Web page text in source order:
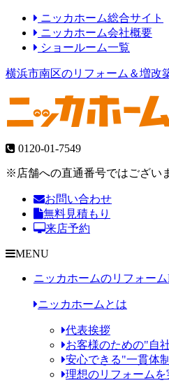
ニッカホーム総合サイト
ニッカホーム会社概要
ショールーム一覧
横浜市南区のリフォーム＆増改
0120-01-7549
※店舗への直通番号ではござい
お問い合わせ
無料見積もり
来店予約
MENU
ニッカホームのリフォーム
ニッカホームとは
代表挨拶
お客様のための"自
安心できる"一貫体
理想のリフォーム